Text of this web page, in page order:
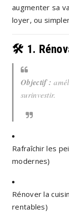
augmenter sa
loyer, ou
🛠️ 1.
Objectif :
surinvestir.
Rafraîchir les
modernes)
Rénover la
rentables)